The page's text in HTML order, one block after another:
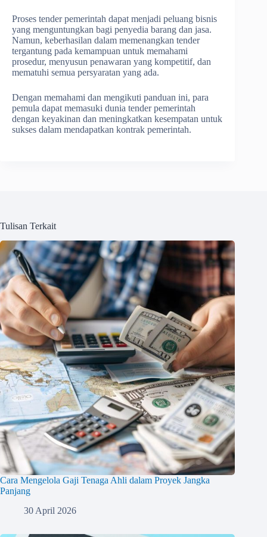
Proses tender pemerintah dapat menjadi peluang bisnis
yang menguntungkan bagi penyedia barang dan jasa.
Namun, keberhasilan dalam memenangkan tender
tergantung pada kemampuan untuk memahami
prosedur, menyusun penawaran yang kompetitif, dan
mematuhi semua persyaratan yang ada.
Dengan memahami dan mengikuti panduan ini, para
pemula dapat memasuki dunia tender pemerintah
dengan keyakinan dan meningkatkan kesempatan untuk
sukses dalam mendapatkan kontrak pemerintah.
Tulisan Terkait
Cara Mengelola Gaji Tenaga Ahli dalam Proyek Jangka
Panjang
30 April 2026